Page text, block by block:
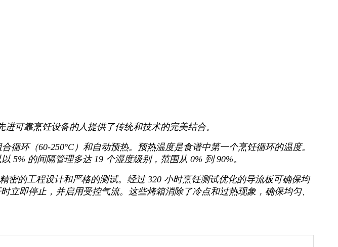
可靠烹饪设备的人提供了传统和技术的完美结合。
循环（60-250°C）和自动预热。预热温度是食谱中第一个烹饪循环的温度。
5% 的间隔管理多达 19 个湿度级别，范围从 0% 到 90%。
密的工程设计和严格的测试。经过 320 小时烹饪测试优化的导流板可确保均
即停止，并启用受控气流。这些烤箱消除了冷点和过热现象，确保均匀、